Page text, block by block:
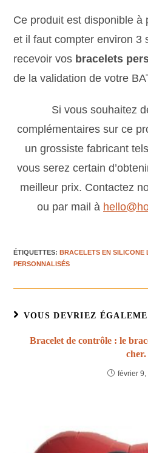
Ce produit est disponible à
et il faut compter environ 3
recevoir vos bracelets
de la validation de votre
Si vous souhaitez
complémentaires sur ce
un grossiste fabricant
vous serez certain
meilleur prix. Contactez
ou par mail à
ÉTIQUETTES:BRACELETS EN SILICONE
PERSONNALISÉS
VOUS DEVRIEZ
Bracelet de contrôle : le
cher.
février 9,